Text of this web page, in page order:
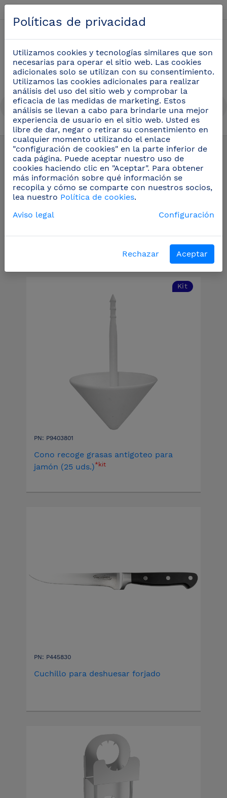
Cuchillos profesionales (29)
Corte de jamón
Corte de jamón
Kit
PN: P9403801
Cono recoge grasas antigoteo para
jamón (25 uds.)*kit
PN: P445830
Cuchillo para deshuesar forjado
Políticas de privacidad
Utilizamos cookies y tecnologías similares que son
necesarias para operar el sitio web. Las cookies
adicionales solo se utilizan con su consentimiento.
Utilizamos las cookies adicionales para realizar
análisis del uso del sitio web y comprobar la
eficacia de las medidas de marketing. Estos
análisis se llevan a cabo para brindarle una mejor
experiencia de usuario en el sitio web. Usted es
libre de dar, negar o retirar su consentimiento en
cualquier momento utilizando el enlace
"configuración de cookies" en la parte inferior de
cada página. Puede aceptar nuestro uso de
cookies haciendo clic en "Aceptar". Para obtener
más información sobre qué información se
recopila y cómo se comparte con nuestros socios,
lea nuestro Política de cookies.
Aviso legal
Configuración
Rechazar Aceptar